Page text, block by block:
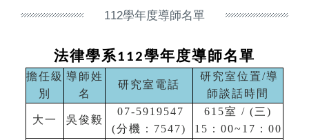
112學年度導師名單
法律學系112學年度導師名單
擔任級
別
導師姓
名
研究室電話
研究室位置/導
師談話時間
大一 吳俊毅
07-5919547
(分機： 7547)
615室 / (三)
15 ： 00~17 ： 00